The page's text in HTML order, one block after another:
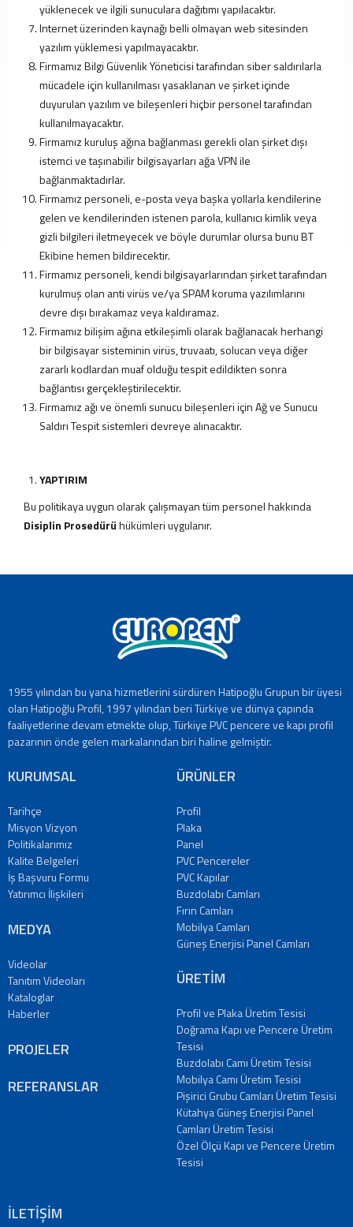
Enerjisi
Panel
Camları
ÜRETİM
PROJELER
REFERANSLAR
MEDYA
Videolar
Tanıtım
Videoları
Kataloglar
Haberler
Makaleler
YATIRIMCI
İLİŞKİLERİ
İLETİŞİM
Bize
Ulaşın
Bayiler
Adreslerimiz
EN
yüklenecek ve ilgili sunuculara dağıtımı yapılacaktır.
Internet üzerinden kaynağı belli olmayan web sitesinden
yazılım yüklemesi yapılmayacaktır.
Firmamız Bilgi Güvenlik Yöneticisi tarafından siber saldırılarla
mücadele için kullanılması yasaklanan ve şirket içinde
duyurulan yazılım ve bileşenleri hiçbir personel tarafından
kullanılmayacaktır.
Firmamız kuruluş ağına bağlanması gerekli olan şirket dışı
istemci ve taşınabilir bilgisayarları ağa VPN ile
bağlanmaktadırlar.
Firmamız personeli, e-posta veya başka yollarla kendilerine
gelen ve kendilerinden istenen parola, kullanıcı kimlik veya
gizli bilgileri iletmeyecek ve böyle durumlar olursa bunu BT
Ekibine hemen bildirecektir.
Firmamız personeli, kendi bilgisayarlarından şirket tarafından
kurulmuş olan anti virüs ve/ya SPAM koruma yazılımlarını
devre dışı bırakamaz veya kaldıramaz.
Firmamız bilişim ağına etkileşimli olarak bağlanacak herhangi
bir bilgisayar sisteminin virüs, truvaatı, solucan veya diğer
zararlı kodlardan muaf olduğu tespit edildikten sonra
bağlantısı gerçekleştirilecektir.
Firmamız ağı ve önemli sunucu bileşenleri için Ağ ve Sunucu
Saldırı Tespit sistemleri devreye alınacaktır.
YAPTIRIM
Bu politikaya uygun olarak çalışmayan tüm personel hakkında
Disiplin Prosedürühükümleri uygulanır.
1955 yılından bu yana hizmetlerini sürdüren Hatipoğlu Grupun bir üyesi
olan Hatipoğlu Profil, 1997 yılından beri Türkiye ve dünya çapında
faaliyetlerine devam etmekte olup, Türkiye PVC pencere ve kapı profil
pazarının önde gelen markalarından biri haline gelmiştir.
KURUMSAL
Tarihçe
Misyon Vizyon
Politikalarımız
Kalite Belgeleri
İş Başvuru Formu
Yatırımcı İlişkileri
MEDYA
Videolar
Tanıtım Videoları
Kataloglar
Haberler
PROJELER
REFERANSLAR
ÜRÜNLER
Profil
Plaka
Panel
PVC Pencereler
PVC Kapılar
Buzdolabı Camları
Fırın Camları
Mobilya Camları
Güneş Enerjisi Panel Camları
ÜRETİM
Profil ve Plaka Üretim Tesisi
Doğrama Kapı ve Pencere Üretim
Tesisi
Buzdolabı Camı Üretim Tesisi
Mobilya Camı Üretim Tesisi
Pişirici Grubu Camları Üretim Tesisi
Kütahya Güneş Enerjisi Panel
Camları Üretim Tesisi
Özel Ölçü Kapı ve Pencere Üretim
Tesisi
İLETİŞİM